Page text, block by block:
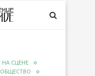
НА СЦЕНЕ
ОБЩЕСТВО